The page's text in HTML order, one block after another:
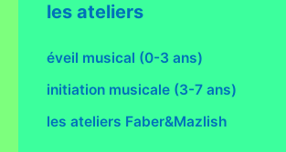
les ateliers
éveil musical (0-3 ans)
initiation musicale (3-7 ans)
les ateliers Faber&Mazlish